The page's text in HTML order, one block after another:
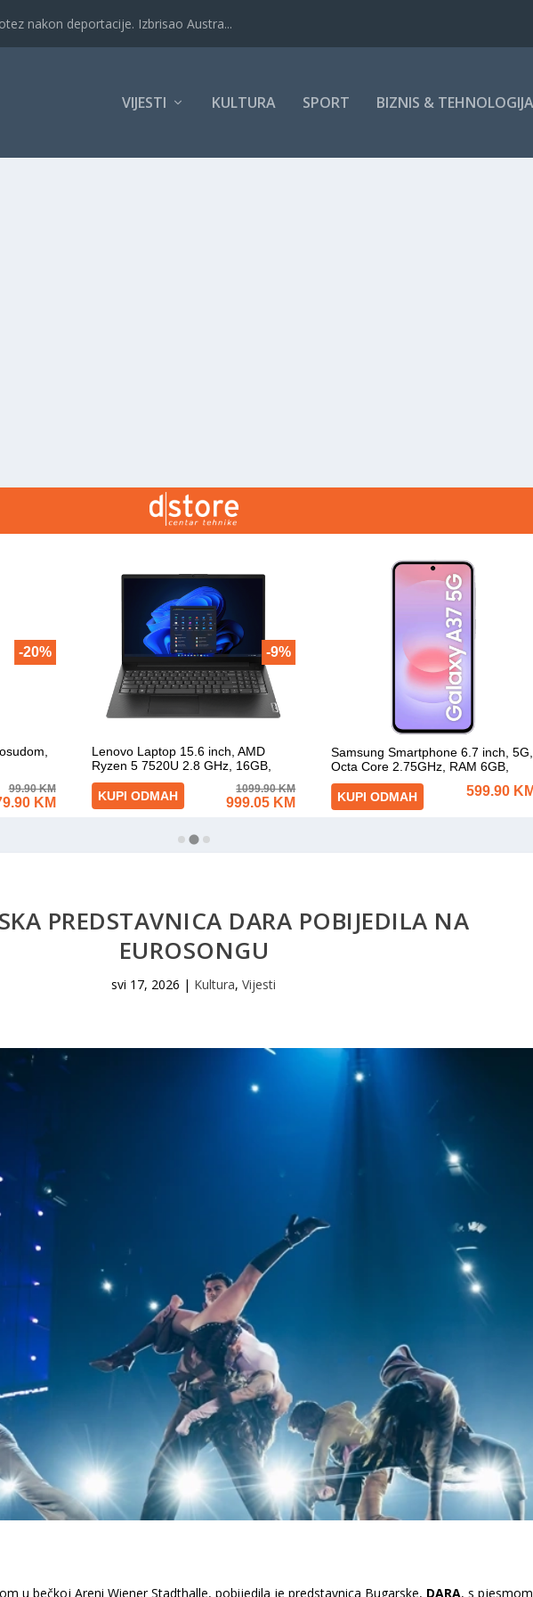
nakon deportacije. Izbrisao Austra...
VIJESTI KULTURA SPORT BIZNIS & TEHNOLOGIJA
PREDSTAVNICA DARA POBIJEDILA NA
EUROSONGU
svi 17, 2026 | Kultura,Vijesti
u bečkoj Areni Wiener Stadthalle, pobijedila je predstavnica Bugarske, DARA, s pjesmom